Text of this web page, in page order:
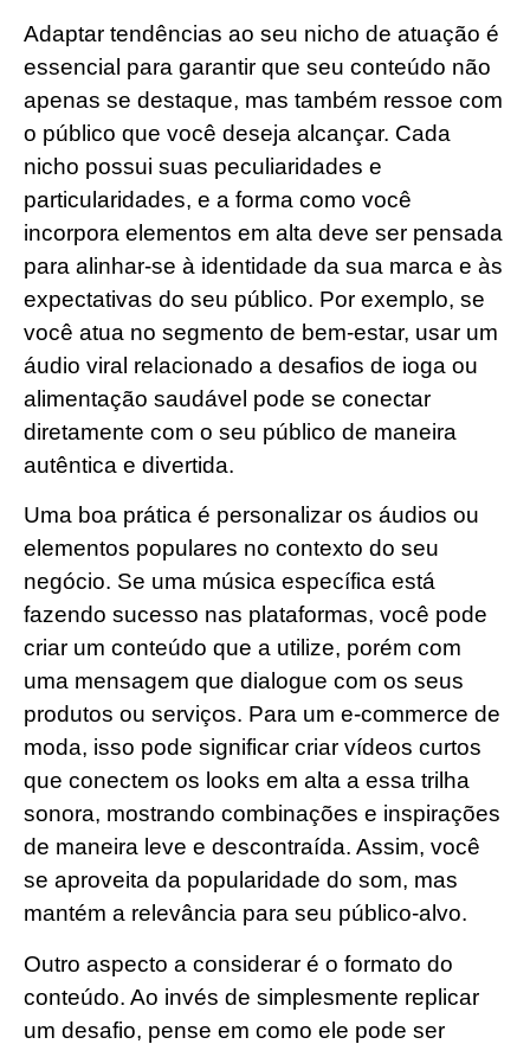
Adaptar tendências ao seu nicho de atuação é
essencial para garantir que seu conteúdo não
apenas se destaque, mas também ressoe com
o público que você deseja alcançar. Cada
nicho possui suas peculiaridades e
particularidades, e a forma como você
incorpora elementos em alta deve ser pensada
para alinhar-se à identidade da sua marca e às
expectativas do seu público. Por exemplo, se
você atua no segmento de bem-estar, usar um
áudio viral relacionado a desafios de ioga ou
alimentação saudável pode se conectar
diretamente com o seu público de maneira
autêntica e divertida.
Uma boa prática é personalizar os áudios ou
elementos populares no contexto do seu
negócio. Se uma música específica está
fazendo sucesso nas plataformas, você pode
criar um conteúdo que a utilize, porém com
uma mensagem que dialogue com os seus
produtos ou serviços. Para um e-commerce de
moda, isso pode significar criar vídeos curtos
que conectem os looks em alta a essa trilha
sonora, mostrando combinações e inspirações
de maneira leve e descontraída. Assim, você
se aproveita da popularidade do som, mas
mantém a relevância para seu público-alvo.
Outro aspecto a considerar é o formato do
conteúdo. Ao invés de simplesmente replicar
um desafio, pense em como ele pode ser